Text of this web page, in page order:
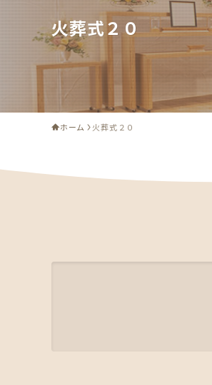
火葬式２０
ホーム 火葬式２０